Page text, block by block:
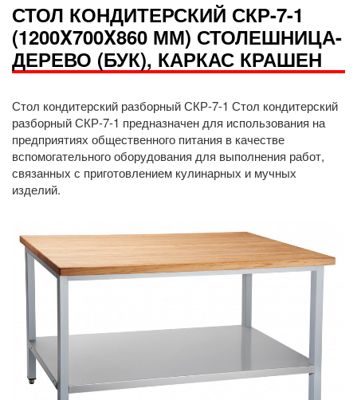
СТОЛ КОНДИТЕРСКИЙ СКР-7-1
(1200X700X860 ММ) СТОЛЕШНИЦА-
ДЕРЕВО (БУК), КАРКАС КРАШЕН
Стол кондитерский разборный СКР-7-1 Стол кондитерский
разборный СКР-7-1 предназначен для использования на
предприятиях общественного питания в качестве
вспомогательного оборудования для выполнения работ,
связанных с приготовлением кулинарных и мучных
изделий.